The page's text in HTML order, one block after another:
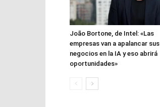
João Bortone, de Intel: «Las
empresas van a apalancar sus
negocios en la IA y eso abrirá
oportunidades»